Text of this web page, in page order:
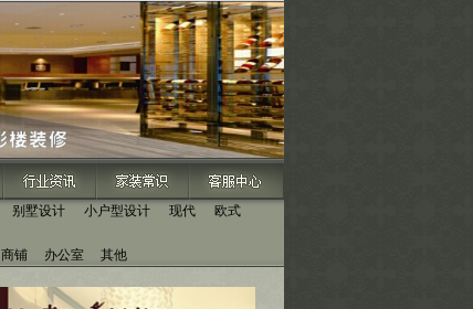
别墅设计 小户型设计 现代
欧式
商铺 办公室 其他